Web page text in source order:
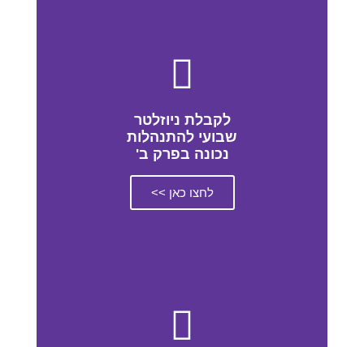
לקבלת ניוזלטר
שבועי להתנהלות
נכונה בפרק ב'
לחצו כאן >>